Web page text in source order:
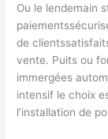
Ou le lendemain
de
vente. Puits ou
immergées
intensif le choix
l’installation de